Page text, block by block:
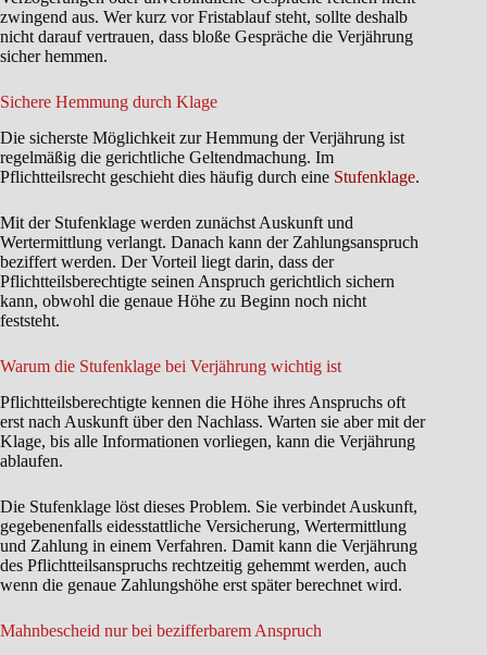
zwingend aus. Wer kurz vor Fristablauf steht, sollte deshalb
nicht darauf vertrauen, dass bloße Gespräche die Verjährung
sicher hemmen.
Sichere Hemmung durch Klage
Die sicherste Möglichkeit zur Hemmung der Verjährung ist
regelmäßig die gerichtliche Geltendmachung. Im
Pflichtteilsrecht geschieht dies häufig durch eine Stufenklage.
Mit der Stufenklage werden zunächst Auskunft und
Wertermittlung verlangt. Danach kann der Zahlungsanspruch
beziffert werden. Der Vorteil liegt darin, dass der
Pflichtteilsberechtigte seinen Anspruch gerichtlich sichern
kann, obwohl die genaue Höhe zu Beginn noch nicht
feststeht.
Warum die Stufenklage bei Verjährung wichtig ist
Pflichtteilsberechtigte kennen die Höhe ihres Anspruchs oft
erst nach Auskunft über den Nachlass. Warten sie aber mit der
Klage, bis alle Informationen vorliegen, kann die Verjährung
ablaufen.
Die Stufenklage löst dieses Problem. Sie verbindet Auskunft,
gegebenenfalls eidesstattliche Versicherung, Wertermittlung
und Zahlung in einem Verfahren. Damit kann die Verjährung
des Pflichtteilsanspruchs rechtzeitig gehemmt werden, auch
wenn die genaue Zahlungshöhe erst später berechnet wird.
Mahnbescheid nur bei bezifferbarem Anspruch